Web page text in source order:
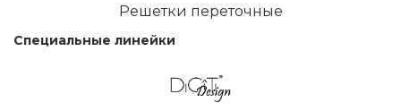
Решетки переточные
Специальные линейки